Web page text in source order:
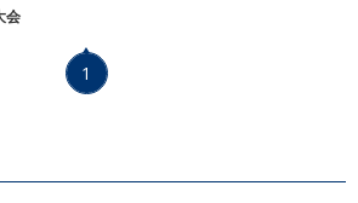
会
1